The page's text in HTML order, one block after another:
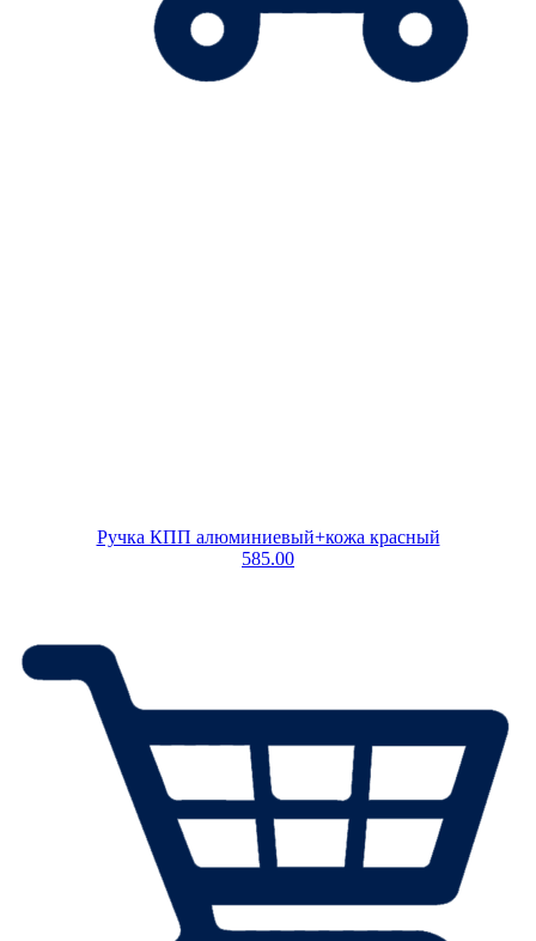
Ручка КПП алюминиевый+кожа красный
585.00